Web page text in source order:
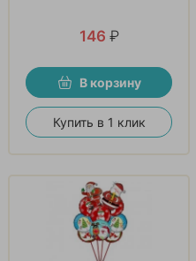
146 ₽
В корзину
Купить в 1 клик